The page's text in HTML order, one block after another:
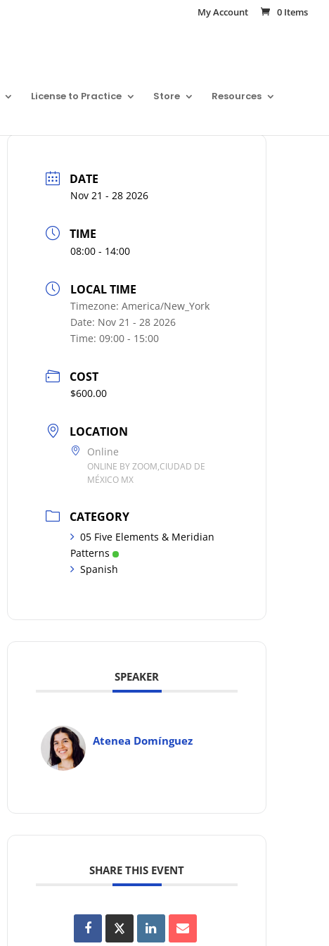
My Account 0 Items
License to Practice Store
Resources
DATE
Nov 21 - 28 2026
TIME
08:00 - 14:00
LOCAL TIME
Timezone:America/New_York
Date: Nov 21 - 28 2026
Time:09:00 - 15:00
COST
$600.00
LOCATION
Online
ONLINE BY ZOOM,CIUDAD DE
MÉXICO MX
CATEGORY
05 Five Elements & Meridian
Patterns
Spanish
SPEAKER
Atenea Domínguez
SHARE THIS EVENT